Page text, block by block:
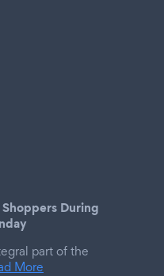
During
part of the
More